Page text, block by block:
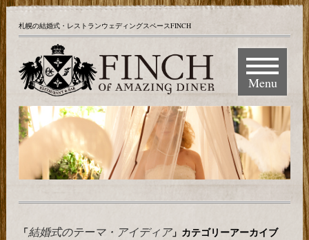
札幌の結婚式・レストランウェディングスペースFINCH
Menu
「結婚式のテーマ・アイディア」カテゴリーアーカイブ